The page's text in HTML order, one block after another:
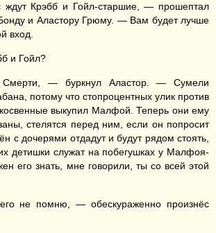
Крэбб и Гойл-старшие, — прошептал
и Аластору Грюму. — Вам будет лучше
вход.
и Гойл?
— буркнул Аластор. — Сумели
потому что стопроцентных улик против
выкупил Малфой. Теперь они ему
стелятся перед ним, если он попросит
с дочерями отдадут и будут рядом стоять,
детишки служат на побегушках у Малфоя-
его знать, мне говорили, ты со всей этой
не помню, — обескураженно произнёс